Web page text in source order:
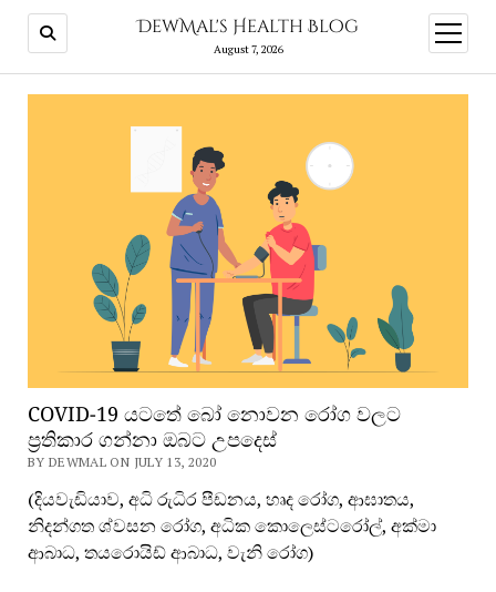
DewMal's Health Blog
August 7, 2026
open
menu
COVID-19 යටතේ බෝ නොවන රෝග වලට
ප්‍රතිකාර ගන්නා ඔබට උපදෙස්
BY DEWMAL ON JULY 13, 2020
(දියවැඩියාව, අධි රුධිර පීඩනය, හෘද රෝග, ආඝාතය,
නිදන්ගත ශ්වසන රෝග, අධික කොලෙස්ටරෝල්, අක්මා
ආබාධ, තයරොයිඩ් ආබාධ, වැනි රෝග)